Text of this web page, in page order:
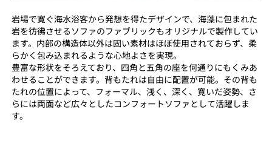
岩場で寛ぐ海水浴客から発想を得たデザインで、海藻に包まれた
岩を彷彿させるソファのファブリックもオリジナルで製作してい
ます。内部の構造体以外は固い素材はほぼ使用されておらず、柔
らかく包み込まれるような心地よさを実現。
豊富な形状をそろえており、四角と五角の座を何通りにもくみあ
わせることができます。背もたれは自由に配置が可能。その背も
たれの位置によって、フォーマル、浅く、深く、寛いだ姿勢、さ
らには両面など広々としたコンフォートソファとして活躍しま
す。